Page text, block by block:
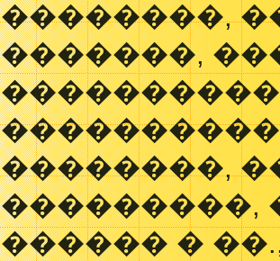
��������,
�������,
��������,
���������,
������ �